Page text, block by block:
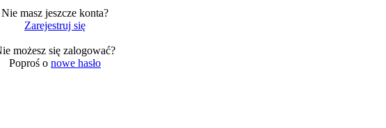
Nie masz jeszcze konta?
Zarejestruj się
możesz się zalogować?
Poproś o nowe hasło